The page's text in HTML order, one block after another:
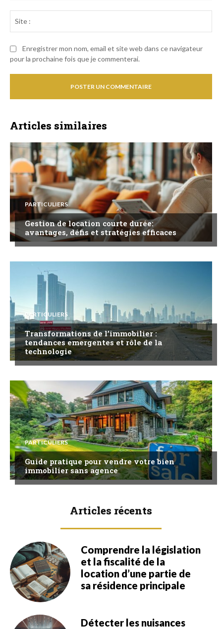
Enregistrer mon nom, email et site web dans ce navigateur
pour la prochaine fois que je commenterai.
Articles similaires
PARTICULIERS
Gestion de location courte durée:
avantages, défis et stratégies efficaces
PARTICULIERS
Transformations de l’immobilier :
tendances emergentes et rôle de la
technologie
PARTICULIERS
Guide pratique pour vendre votre bien
immobilier sans agence
Articles récents
Comprendre la législation
et la fiscalité de la
location d’une partie de
sa résidence principale
Détecter les nuisances